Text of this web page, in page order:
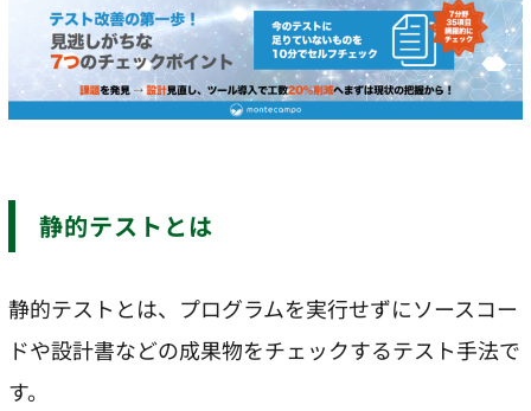
静的テストとは
静的テストとは、プログラムを実行せずにソースコー
ドや設計書などの成果物をチェックするテスト手法で
す。